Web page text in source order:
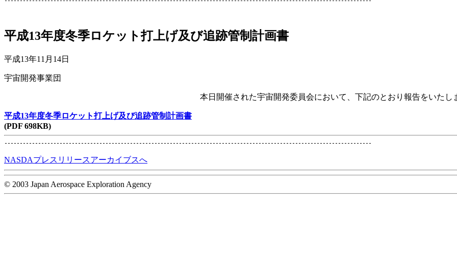
平成13年度冬季ロケット打上げ及び追跡管制計画書
平成13年11月14日
宇宙開発事業団
本日開催された宇宙開発委員会において、下記のとおり報告をいたし
平成13年度冬季ロケット打上げ及び追跡管制計画書
(PDF 698KB)
NASDAプレスリリースアーカイブスへ
© 2003 Japan Aerospace Exploration Agency